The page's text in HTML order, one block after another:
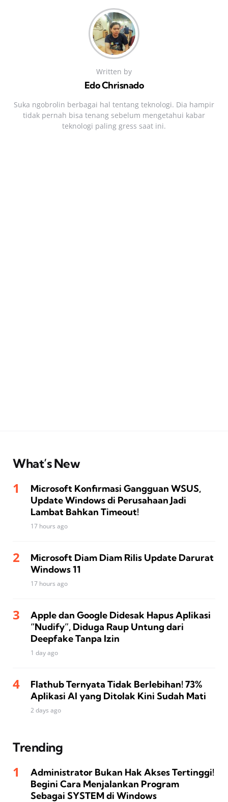
Written by
Edo Chrisnado
Suka ngobrolin berbagai hal tentang teknologi. Dia hampir
tidak pernah bisa tenang sebelum mengetahui kabar
teknologi paling gress saat ini.
What’s New
Microsoft Konfirmasi Gangguan WSUS,
Update Windows di Perusahaan Jadi
Lambat Bahkan Timeout!
17 hours ago
Microsoft Diam Diam Rilis Update Darurat
Windows 11
17 hours ago
Apple dan Google Didesak Hapus Aplikasi
“Nudify”, Diduga Raup Untung dari
Deepfake Tanpa Izin
1 day ago
Flathub Ternyata Tidak Berlebihan! 73%
Aplikasi AI yang Ditolak Kini Sudah Mati
2 days ago
Trending
Administrator Bukan Hak Akses Tertinggi!
Begini Cara Menjalankan Program
Sebagai SYSTEM di Windows